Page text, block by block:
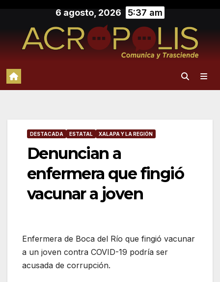
contenido
6 agosto, 2026 5:37 am
DESTACADA ESTATAL XALAPA Y LA REGIÓN
Denuncian a
enfermera que fingió
vacunar a joven
Enfermera de Boca del Río que fingió vacunar
a un joven contra COVID-19 podría ser
acusada de corrupción.